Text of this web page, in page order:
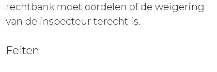
rechtbank moet oordelen of de weigering
van de inspecteur terecht is.
Feiten